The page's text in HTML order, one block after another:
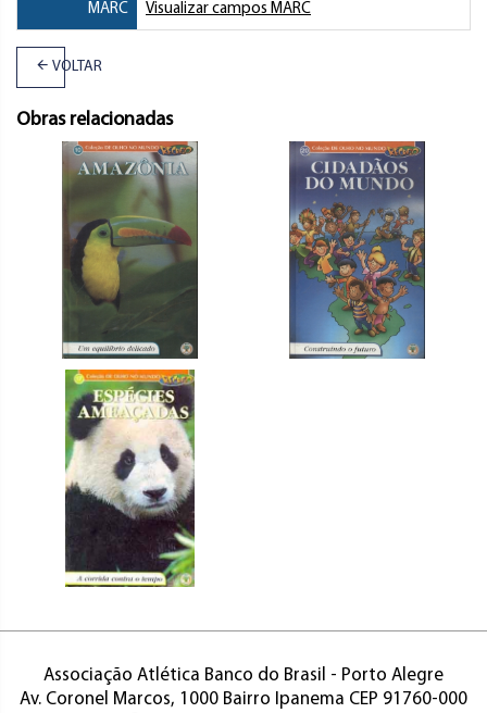
MARC Visualizar campos MARC
VOLTAR
Obras relacionadas
Associação Atlética Banco do Brasil - Porto Alegre
Av. Coronel Marcos, 1000 Bairro Ipanema CEP 91760-000